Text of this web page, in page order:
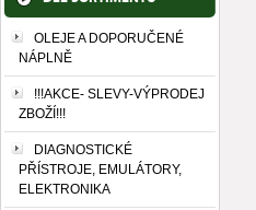
OLEJE A DOPORUČENÉ
NÁPLNĚ
!!!AKCE- SLEVY-VÝPRODEJ
ZBOŽÍ!!!
DIAGNOSTICKÉ
PŘÍSTROJE, EMULÁTORY,
ELEKTRONIKA